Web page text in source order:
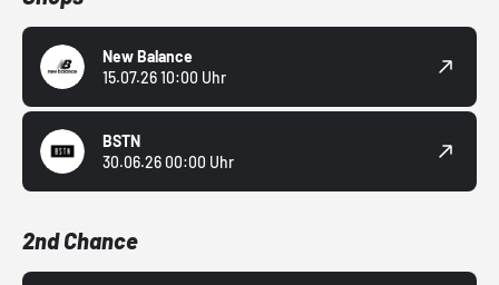
New Balance
15.07.26 10:00 Uhr
BSTN
30.06.26 00:00 Uhr
2nd Chance